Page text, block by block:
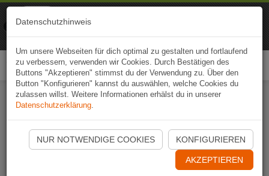
Naviki App jetzt öffnen
Datenschutzhinweis
Um unsere Webseiten für dich optimal zu gestalten und fortlaufend
zu verbessern, verwenden wir Cookies. Durch Bestätigen des
Buttons "Akzeptieren" stimmst du der Verwendung zu. Über den
Button "Konfigurieren" kannst du auswählen, welche Cookies du
zulassen willst. Weitere Informationen erhälst du in unserer
Datenschutzerklärung.
NUR NOTWENDIGE COOKIES KONFIGURIEREN
AKZEPTIEREN
Naviki